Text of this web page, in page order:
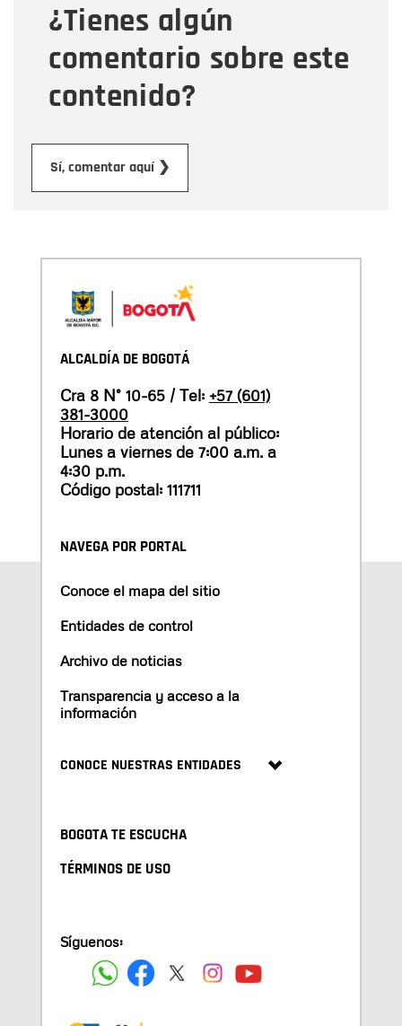
¿Tienes algún
comentario sobre este
contenido?
Sí, comentar aquí ❯
Mensaje
ALCALDÍA DE BOGOTÁ
Cra 8 N° 10-65 / Tel: +57 (601)
381-3000
Horario de atención al público:
Lunes a viernes de 7:00 a.m. a
4:30 p.m.
Código postal: 111711
NAVEGA POR PORTAL
Conoce el mapa del sitio
Entidades de control
Archivo de noticias
Transparencia y acceso a la
información
CONOCE NUESTRAS ENTIDADES
BOGOTA TE ESCUCHA
TÉRMINOS DE USO
Síguenos: